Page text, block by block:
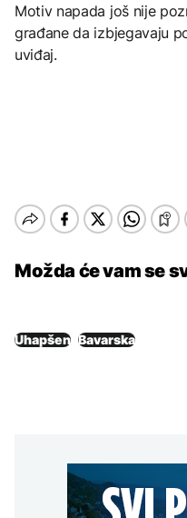
Motiv napada još nije
građane da izbjegavaju
uviđaj.
Možda će vam se
Uhapšen Bavarska